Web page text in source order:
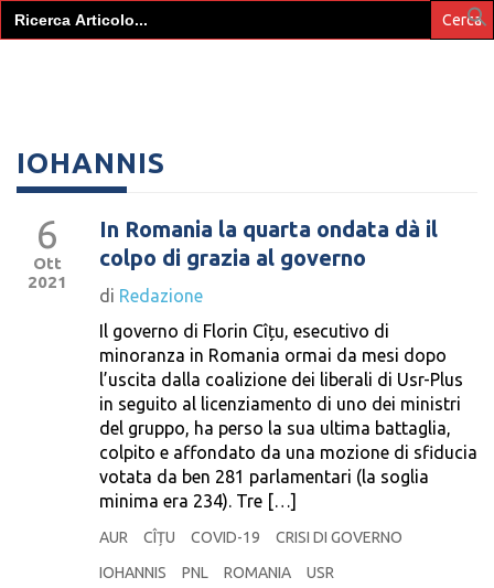
Search
for:
IOHANNIS
6
Ott
2021
In Romania la quarta ondata dà il
colpo di grazia al governo
di Redazione
Il governo di Florin Cîțu, esecutivo di
minoranza in Romania ormai da mesi dopo
l’uscita dalla coalizione dei liberali di Usr-Plus
in seguito al licenziamento di uno dei ministri
del gruppo, ha perso la sua ultima battaglia,
colpito e affondato da una mozione di sfiducia
votata da ben 281 parlamentari (la soglia
minima era 234). Tre […]
AUR CÎȚU COVID-19
CRISI DI GOVERNO
IOHANNIS
PNL ROMANIA USR